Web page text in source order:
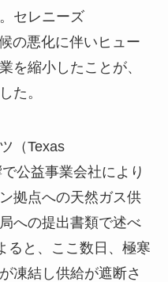
セレニーズ
の悪化に伴いヒュー
を縮小したことが、
た。
（Texas
公益事業会社により
拠点への天然ガス供
への提出書類で述べ
ると、ここ数日、極寒
凍結し供給が遮断さ